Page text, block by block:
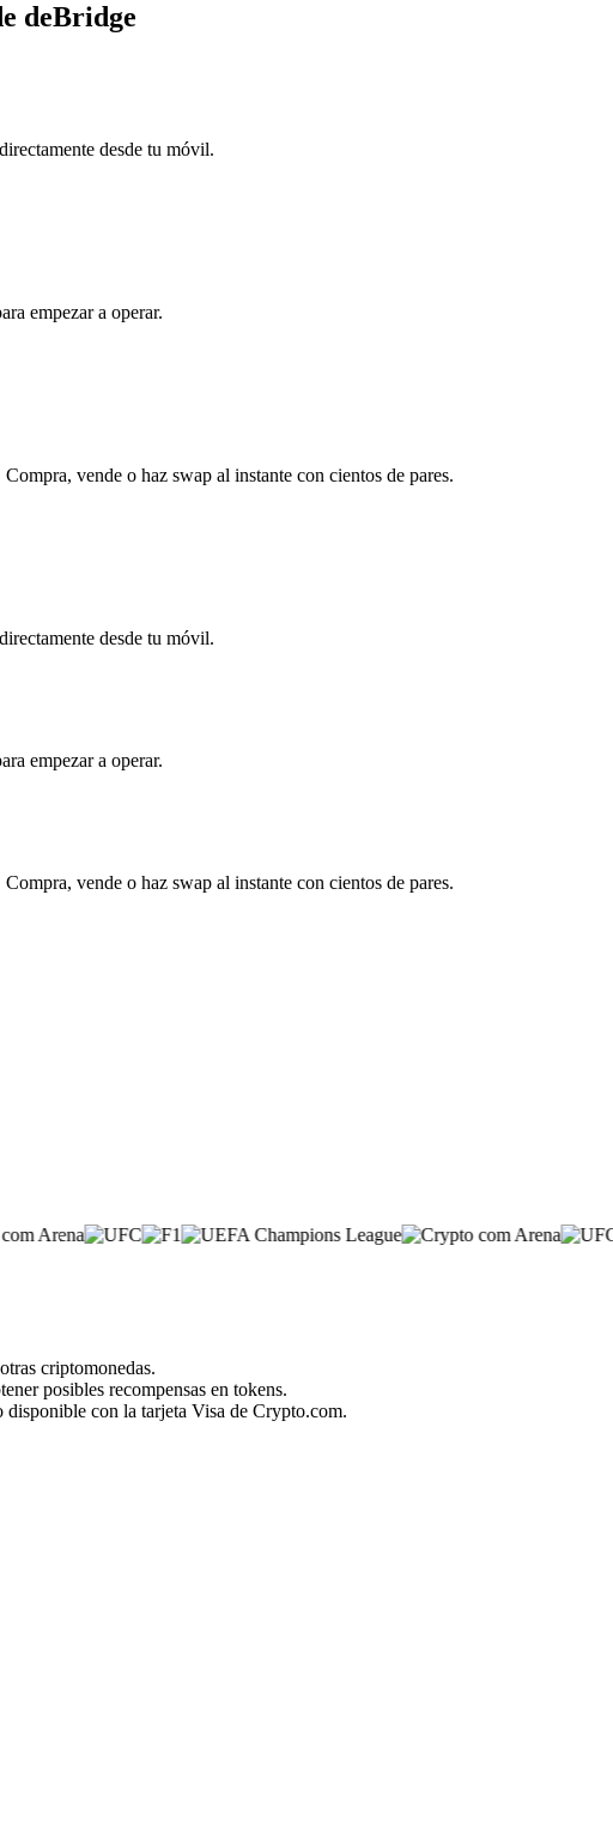
deBridge
desde tu móvil.
empezar a operar.
vende o haz swap al instante con cientos de pares.
desde tu móvil.
empezar a operar.
vende o haz swap al instante con cientos de pares.
criptomonedas.
posibles recompensas en tokens.
disponible con la tarjeta Visa de Crypto.com.